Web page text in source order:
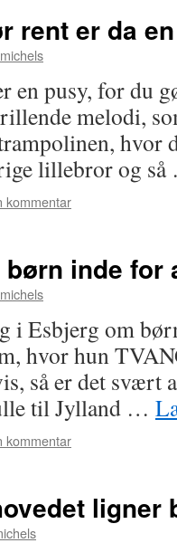
rent er da
en pusy, for du
melodi,
hvor
lillebror og
kommentar
inde
i Esbjerg om
hvor hun
så er det svært
til Jylland …
kommentar
ligner